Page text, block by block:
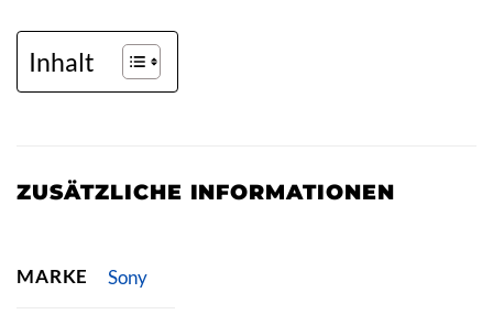
Inhalt
ZUSÄTZLICHE INFORMATIONEN
MARKE Sony